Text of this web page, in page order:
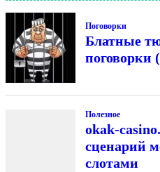
Поговорки
Блатные
поговорки
Полезное
okak-
сценарий
слотами